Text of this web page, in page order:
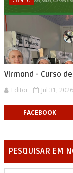
Virmond - Curso
Editor Jul 31, 2026
FACEBOOK
PESQUISAR EM